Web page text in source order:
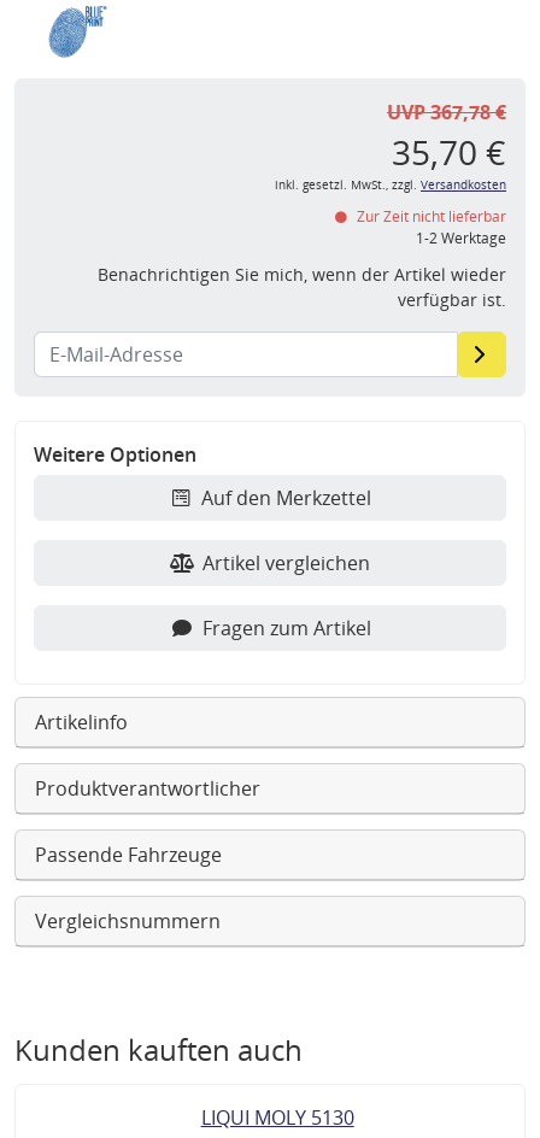
UVP 367,78 €
35,70 €
inkl. gesetzl. MwSt., zzgl. Versandkosten
Zur Zeit nicht lieferbar
1-2 Werktage
Benachrichtigen Sie mich, wenn der Artikel wieder
verfügbar ist.
Weitere Optionen
Auf den Merkzettel
Artikel vergleichen
Fragen zum Artikel
Artikelinfo
Produktverantwortlicher
Passende Fahrzeuge
Vergleichsnummern
Kunden kauften auch
LIQUI MOLY 5130